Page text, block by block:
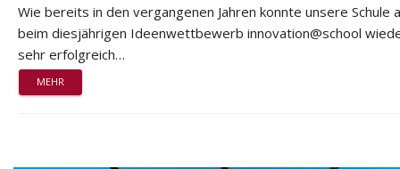
Wie bereits in den vergangenen Jahren konnte unsere Schule
beim diesjährigen Ideenwettbewerb innovation@school
sehr erfolgreich…
MEHR